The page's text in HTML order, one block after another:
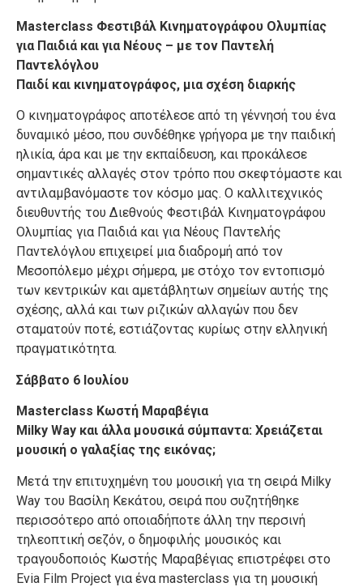
Masterclass Φεστιβάλ Κινηματογράφου Ολυμπίας
για Παιδιά και για Νέους – με τον Παντελή
Παντελόγλου
Παιδί και κινηματογράφος, μια σχέση διαρκής
Ο κινηματογράφος αποτέλεσε από τη γέννησή του ένα
δυναμικό μέσο, που συνδέθηκε γρήγορα με την παιδική
ηλικία, άρα και με την εκπαίδευση, και προκάλεσε
σημαντικές αλλαγές στον τρόπο που σκεφτόμαστε και
αντιλαμβανόμαστε τον κόσμο μας. Ο καλλιτεχνικός
διευθυντής του Διεθνούς Φεστιβάλ Κινηματογράφου
Ολυμπίας για Παιδιά και για Νέους Παντελής
Παντελόγλου επιχειρεί μια διαδρομή από τον
Μεσοπόλεμο μέχρι σήμερα, με στόχο τον εντοπισμό
των κεντρικών και αμετάβλητων σημείων αυτής της
σχέσης, αλλά και των ριζικών αλλαγών που δεν
σταματούν ποτέ, εστιάζοντας κυρίως στην ελληνική
πραγματικότητα.
Σάββατο 6 Ιουλίου
Masterclass Κωστή Μαραβέγια
Milky Way και άλλα μουσικά σύμπαντα: Χρειάζεται
μουσική ο γαλαξίας της εικόνας;
Μετά την επιτυχημένη του μουσική για τη σειρά Milky
Way του Βασίλη Κεκάτου, σειρά που συζητήθηκε
περισσότερο από οποιαδήποτε άλλη την περσινή
τηλεοπτική σεζόν, ο δημοφιλής μουσικός και
τραγουδοποιός Κωστής Μαραβέγιας επιστρέφει στο
Evia Film Project για ένα masterclass για τη μουσική